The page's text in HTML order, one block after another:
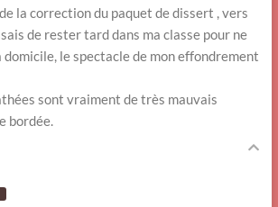
la correction du paquet de dissert , vers
de rester tard dans ma classe pour ne
domicile, le spectacle de mon effondrement
sont vraiment de très mauvais
bordée.